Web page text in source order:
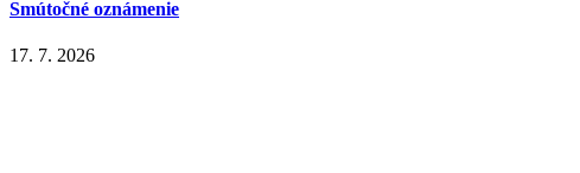
Smútočné oznámenie
17. 7. 2026